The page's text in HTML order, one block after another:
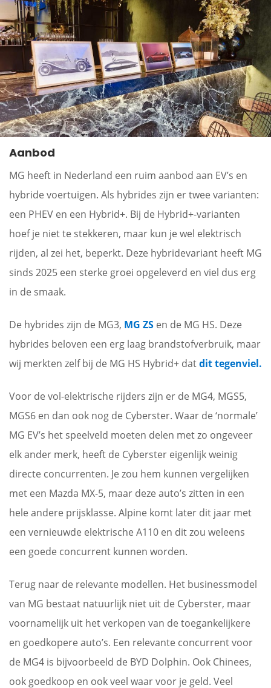
Aanbod
MG heeft in Nederland een ruim aanbod aan EV’s en
hybride voertuigen. Als hybrides zijn er twee varianten:
een PHEV en een Hybrid+. Bij de Hybrid+-varianten
hoef je niet te stekkeren, maar kun je wel elektrisch
rijden, al zei het, beperkt. Deze hybridevariant heeft MG
sinds 2025 een sterke groei opgeleverd en viel dus erg
in de smaak.
De hybrides zijn de MG3, MG ZS en de MG HS. Deze
hybrides beloven een erg laag brandstofverbruik, maar
wij merkten zelf bij de MG HS Hybrid+ datdit tegenviel.
Voor de vol-elektrische rijders zijn er de MG4, MGS5,
MGS6 en dan ook nog de Cyberster. Waar de ‘normale’
MG EV’s het speelveld moeten delen met zo ongeveer
elk ander merk, heeft de Cyberster eigenlijk weinig
directe concurrenten. Je zou hem kunnen vergelijken
met een Mazda MX-5, maar deze auto’s zitten in een
hele andere prijsklasse. Alpine komt later dit jaar met
een vernieuwde elektrische A110 en dit zou weleens
een goede concurrent kunnen worden.
Terug naar de relevante modellen. Het businessmodel
van MG bestaat natuurlijk niet uit de Cyberster, maar
voornamelijk uit het verkopen van de toegankelijkere
en goedkopere auto’s. Een relevante concurrent voor
de MG4 is bijvoorbeeld de BYD Dolphin. Ook Chinees,
ook goedkoop en ook veel waar voor je geld. Veel